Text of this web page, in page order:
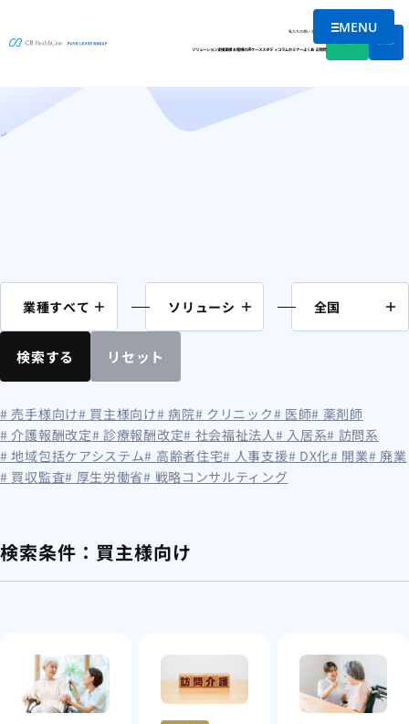
メニュー
MENU
私たちの想い会社情報
ソリューション支援実績お客様の声ケーススタディコラムセミナーよくある質問
コラム
ホーム
検索する リセット
# 売手様向け# 買主様向け# 病院# クリニック# 医師# 薬剤師
# 介護報酬改定# 診療報酬改定# 社会福祉法人# 入居系# 訪問系
# 地域包括ケアシステム# 高齢者住宅# 人事支援# DX化# 開業# 廃業
# 買収監査# 厚生労働省# 戦略コンサルティング
検索条件： 買主様向け